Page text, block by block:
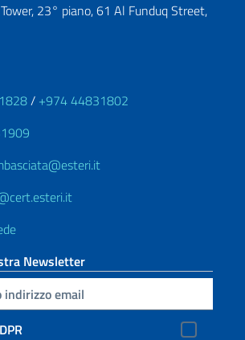
23° piano, 61 Al Funduq Street,
/ +974 44831802
Newsletter